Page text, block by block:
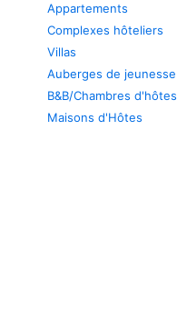
Appartements
Complexes hôteliers
Villas
Auberges de jeunesse
B&B/Chambres d'hôtes
Maisons d'Hôtes